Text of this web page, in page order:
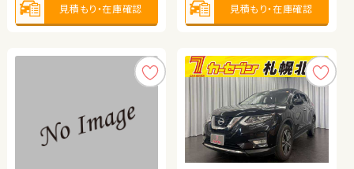
見積もり・在庫確認 見積もり・在庫確認
ダイハツ ムーヴ キャンバ
ホンダ フィット
見積もり・在庫確認 見積もり・在庫確認